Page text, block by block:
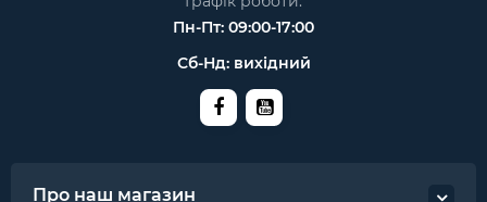
Пн-Пт: 09:00-17:00
Сб-Нд: вихідний
Про наш магазин